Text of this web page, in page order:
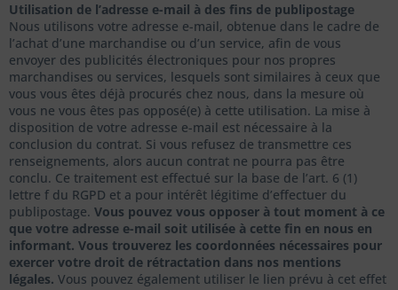
Utilisation de l’adresse e-mail à des fins de publipostage
Nous utilisons votre adresse e-mail, obtenue dans le cadre de
l’achat d’une marchandise ou d’un service, afin de vous
envoyer des publicités électroniques pour nos propres
marchandises ou services, lesquels sont similaires à ceux que
vous vous êtes déjà procurés chez nous, dans la mesure où
vous ne vous êtes pas opposé(e) à cette utilisation. La mise à
disposition de votre adresse e-mail est nécessaire à la
conclusion du contrat. Si vous refusez de transmettre ces
renseignements, alors aucun contrat ne pourra pas être
conclu. Ce traitement est effectué sur la base de l’art. 6 (1)
lettre f du RGPD et a pour intérêt légitime d’effectuer du
publipostage. Vous pouvez vous opposer à tout moment à ce
que votre adresse e-mail soit utilisée à cette fin en nous en
informant. Vous trouverez les coordonnées nécessaires pour
exercer votre droit de rétractation dans nos mentions
légales. Vous pouvez également utiliser le lien prévu à cet effet